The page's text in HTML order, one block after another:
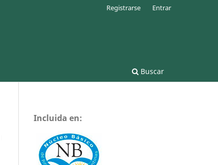
Buscar
Registrarse Entrar
Incluida en: